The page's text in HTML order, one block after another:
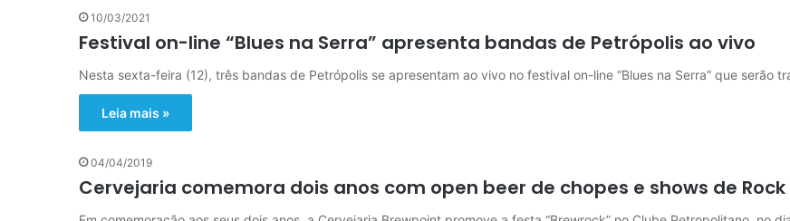
10/03/2021
Festival on-line “Blues na Serra” apresenta bandas de Petrópolis ao vivo
Nesta sexta-feira (12), três bandas de Petrópolis se apresentam ao vivo no festival on-line “Blues na Serra” que serão
Leia mais »
04/04/2019
Cervejaria comemora dois anos com open beer de chopes e shows de Rock